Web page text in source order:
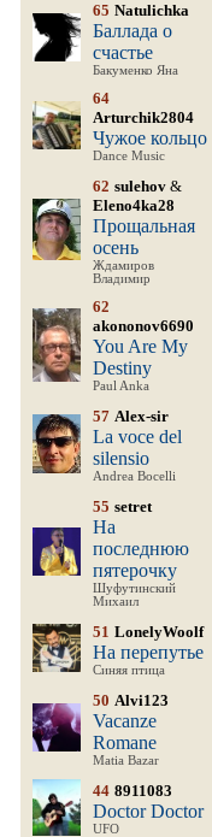
65 Natulichka
Баллада о
счастье
Бакуменко Яна
64
Arturchik2804
Чужое кольцо
Dance Music
62 sulehov &
Eleno4ka28
Прощальная
осень
Ждамиров
Владимир
62
akononov6690
You Are My
Destiny
Paul Anka
57 Alex-sir
La voce del
silensio
Andrea Bocelli
55 setret
На
последнюю
пятерочку
Шуфутинский
Михаил
51 LonelyWoolf
На перепутье
Синяя птица
50 Alvi123
Vacanze
Romane
Matia Bazar
44 8911083
Doctor Doctor
UFO